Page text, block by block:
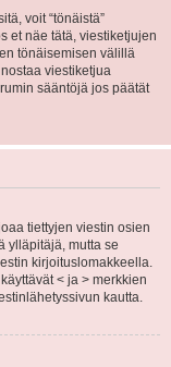
voit “tönäistä”
et näe tätä, viestiketjujen
tönäisemisen välillä
viestiketjua
sääntöjä jos päätät
tiettyjen viestin osien
ylläpitäjä, mutta se
kirjoituslomakkeella.
< ja > merkkien
kautta.